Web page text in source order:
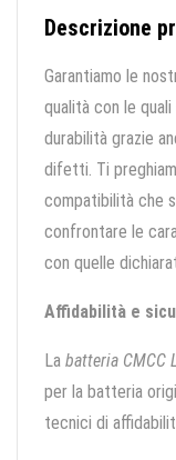
Descrizione
Garantiamo le
qualità con le
durabilità grazie
difetti. Ti
compatibilità che
confrontare le
con quelle
Affidabilità e
La batteria CMCC
per la batteria
tecnici di